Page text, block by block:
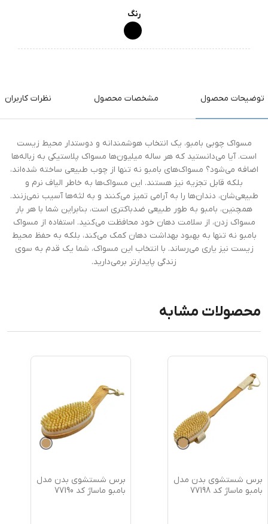
رنگ
توضیحات محصول مشخصات محصول نظرات کاربران
مسواک چوبی بامبو، یک انتخاب هوشمندانه و دوستدار محیط زیست
است. آیا می‌دانستید که هر ساله میلیون‌ها مسواک پلاستیکی به زباله‌ها
اضافه می‌شود؟ مسواک‌های بامبو نه تنها از چوب طبیعی ساخته شده‌اند،
بلکه قابل تجزیه نیز هستند. این مسواک‌ها به خاطر الیاف نرم و
طبیعی‌شان، دندان‌ها را به آرامی تمیز می‌کنند و به لثه‌ها آسیب نمی‌زنند.
همچنین، بامبو به طور طبیعی ضدباکتری است، بنابراین شما با هر بار
مسواک زدن، از سلامت دهان خود محافظت می‌کنید. استفاده از مسواک
بامبو نه تنها به بهبود بهداشت دهان کمک می‌کند، بلکه به حفظ محیط
زیست نیز یاری می‌رساند. با انتخاب این مسواک، شما یک قدم به سوی
زندگی پایدارتر برمی‌دارید.
محصولات مشابه
برس شستشوی بدن مدل
بامبو ماساژ کد 77198
برس شستشوی بدن مدل
بامبو ماساژ کد 77190